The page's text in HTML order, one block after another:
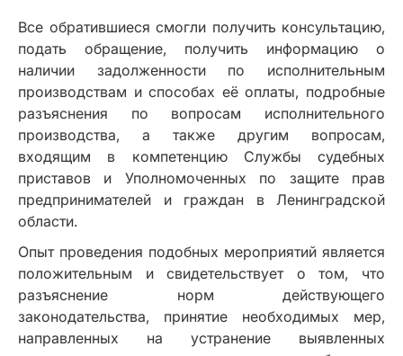
Все обратившиеся смогли получить консультацию,
подать обращение, получить информацию о
наличии задолженности по исполнительным
производствам и способах её оплаты, подробные
разъяснения по вопросам исполнительного
производства, а также другим вопросам,
входящим в компетенцию Службы судебных
приставов и Уполномоченных по защите прав
предпринимателей и граждан в Ленинградской
области.
Опыт проведения подобных мероприятий является
положительным и свидетельствует о том, что
разъяснение норм действующего
законодательства, принятие необходимых мер,
направленных на устранение выявленных